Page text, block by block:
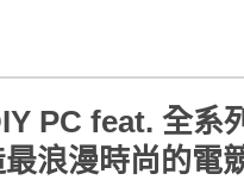
PC feat. 全系
浪漫時尚的電